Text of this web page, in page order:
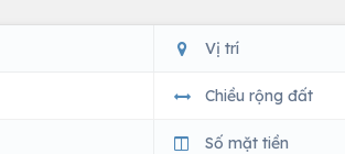
Vị trí
Chiều rộng đất
Số mặt tiền